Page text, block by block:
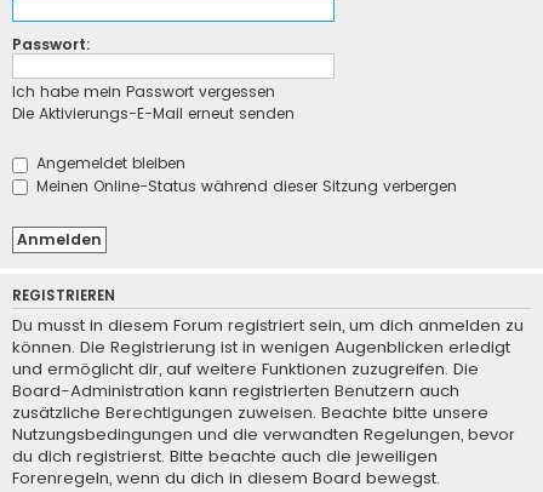
Passwort:
Ich habe mein Passwort vergessen
Die Aktivierungs-E-Mail erneut senden
Angemeldet bleiben
Meinen Online-Status während dieser Sitzung verbergen
REGISTRIEREN
Du musst in diesem Forum registriert sein, um dich anmelden zu
können. Die Registrierung ist in wenigen Augenblicken erledigt
und ermöglicht dir, auf weitere Funktionen zuzugreifen. Die
Board-Administration kann registrierten Benutzern auch
zusätzliche Berechtigungen zuweisen. Beachte bitte unsere
Nutzungsbedingungen und die verwandten Regelungen, bevor
du dich registrierst. Bitte beachte auch die jeweiligen
Forenregeln, wenn du dich in diesem Board bewegst.